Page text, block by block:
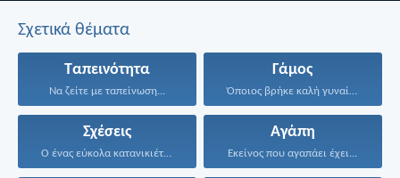
Σχετικά θέματα
Ταπεινότητα
Να ζείτε με ταπείνωση...
Γάμος
Όποιος βρήκε καλή γυναίκα...
Σχέσεις
Ο ένας εύκολα κατανικιέται·...
Αγάπη
Εκείνος που αγαπάει έχει...